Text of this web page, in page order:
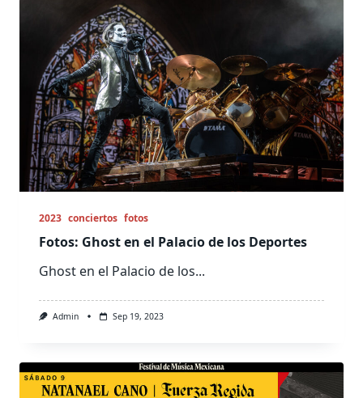
2023 conciertos fotos
Fotos: Ghost en el Palacio de los Deportes
Ghost en el Palacio de los...
Admin Sep 19, 2023